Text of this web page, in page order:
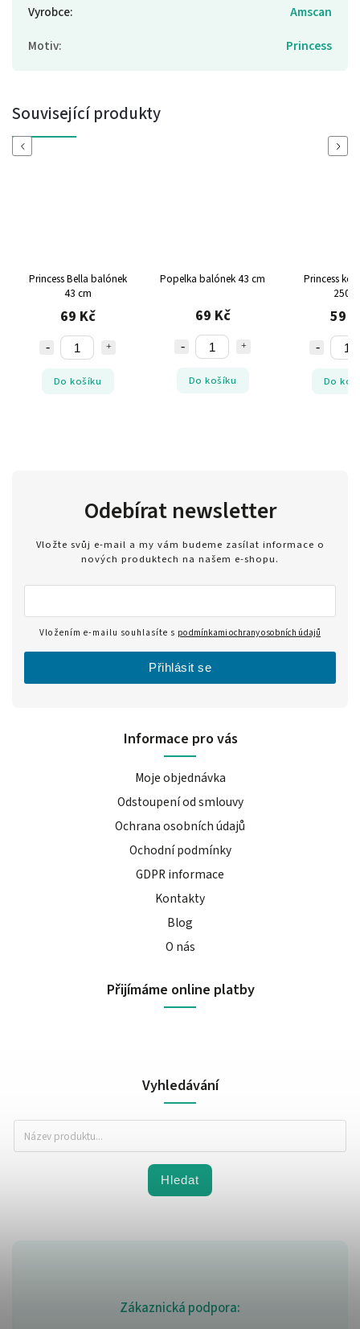
Vyrobce:
Amscan
Motiv: Princess
Související produkty
Previous
Princess Bella balónek
43 cm
69 Kč
Do košíku
Popelka balónek 43 cm
69 Kč
Do košíku
Princess
59
Do
Next
Zákaznická podpora:
Informace pro vás
Moje objednávka
Odstoupení od smlouvy
Ochrana osobních údajů
Ochodní podmínky
GDPR informace
Kontakty
Blog
O nás
Přijímáme online platby
Vyhledávání
Hledat
Odebírat newsletter
Vložte svůj e-mail a my vám budeme zasílat informace o
nových produktech na našem e-shopu.
Vložením e-mailu souhlasíte s podmínkami ochrany osobních údajů
Přihlásit se